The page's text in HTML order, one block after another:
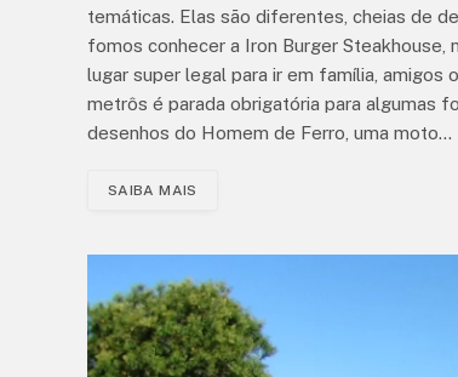
temáticas. Elas são diferentes, cheias de
fomos conhecer a Iron Burger Steakhouse,
lugar super legal para ir em família, amigos
metrôs é parada obrigatória para algumas
desenhos do Homem de Ferro, uma moto…
SAIBA MAIS